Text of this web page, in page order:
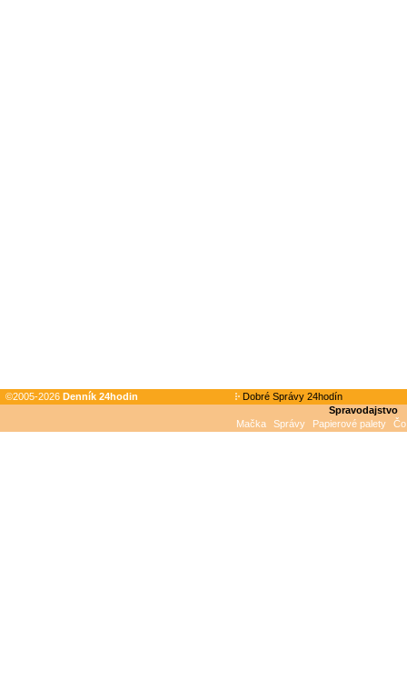
©2005-2026 Denník 24hodin
Dobré Správy 24hodín
Spravodajstvo
Mačka
Správy Papierové palety